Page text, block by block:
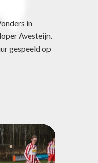
in
Avesteijn.
gespeeld op